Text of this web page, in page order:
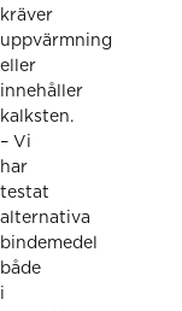
kräver
uppvärmning
eller
innehåller
kalksten.
– Vi
har
testat
alternativa
bindemedel
både
i